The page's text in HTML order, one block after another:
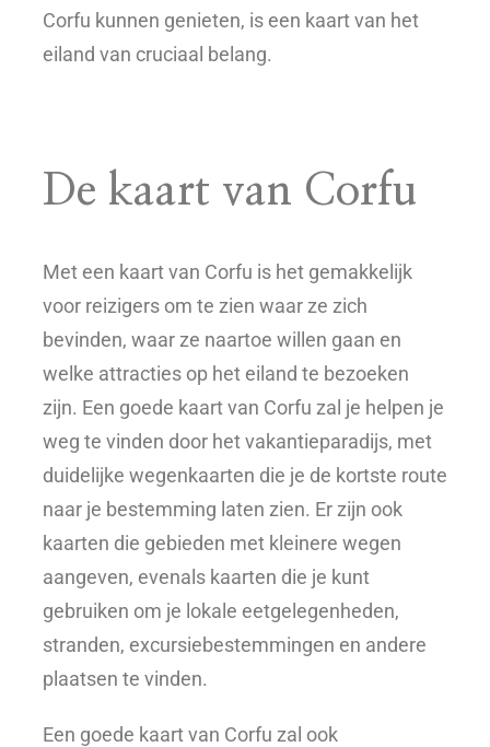
Corfu kunnen genieten, is een kaart van het
eiland van cruciaal belang.
De kaart van Corfu
Met een kaart van Corfu is het gemakkelijk
voor reizigers om te zien waar ze zich
bevinden, waar ze naartoe willen gaan en
welke attracties op het eiland te bezoeken
zijn. Een goede kaart van Corfu zal je helpen je
weg te vinden door het vakantieparadijs, met
duidelijke wegenkaarten die je de kortste route
naar je bestemming laten zien. Er zijn ook
kaarten die gebieden met kleinere wegen
aangeven, evenals kaarten die je kunt
gebruiken om je lokale eetgelegenheden,
stranden, excursiebestemmingen en andere
plaatsen te vinden.
Een goede kaart van Corfu zal ook